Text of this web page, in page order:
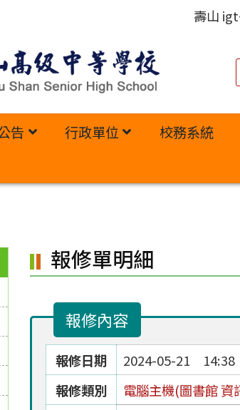
壽山
告 行政單位 校務系統
報修單明細
報修內容
報修日期 2024-05-21 14:38
報修類別
電腦主機(圖書館 資